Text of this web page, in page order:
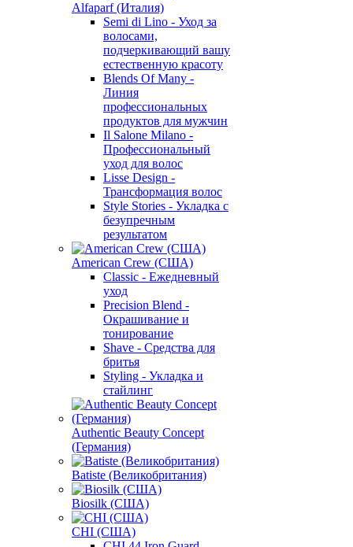
Alfaparf (Италия)
Semi di Lino - Уход за
волосами,
подчеркивающий вашу
естественную красоту
Blends Of Many -
Линия
профессиональных
продуктов для мужчин
Il Salone Milano -
Профессиональный
уход для волос
Lisse Design -
Трансформация волос
Style Stories - Укладка с
безупречным
результатом
American Crew (США)
Classic - Ежедневный
уход
Precision Blend -
Окрашивание и
тонирование
Shave - Средства для
бритья
Styling - Укладка и
стайлинг
Authentic Beauty Concept
(Германия)
Batiste (Великобритания)
Biosilk (США)
CHI (США)